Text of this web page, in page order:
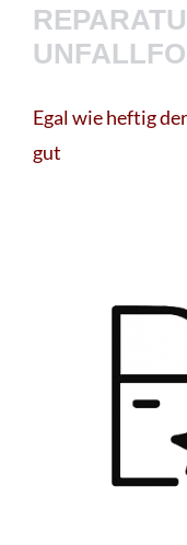
Egal wie heftig
gut